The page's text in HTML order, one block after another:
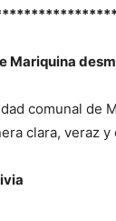
Mariquina
comunal de
clara, veraz